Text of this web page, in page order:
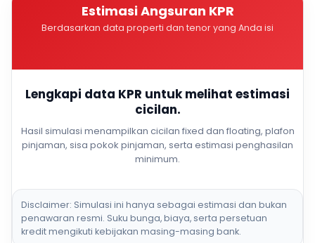
Estimasi Angsuran KPR
Berdasarkan data properti dan tenor yang Anda isi
Lengkapi data KPR untuk melihat estimasi
cicilan.
Hasil simulasi menampilkan cicilan fixed dan floating, plafon
pinjaman, sisa pokok pinjaman, serta estimasi penghasilan
minimum.
Disclaimer: Simulasi ini hanya sebagai estimasi dan bukan
penawaran resmi. Suku bunga, biaya, serta persetuan
kredit mengikuti kebijakan masing-masing bank.